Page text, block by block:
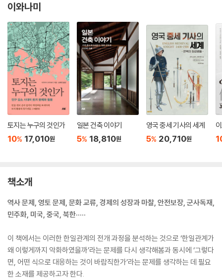
이와나미
토지는 누구의 것인가
10% 17,010원
일본 건축 이야기
5% 18,810원
영국 중세 기사의 세계
5% 20,710원
책소개
역사 문제, 영토 문제, 문화 교류, 경제의 성장과 마찰, 안전보장, 군사독재,
민주화, 미국, 중국, 북한·····
이 책에서는 이러한 한일관계의 전개 과정을 분석하는 것으로 ‘한일관계가
왜 이렇게까지 악화하였을까’라는 문제를 다시 생각해봄과 동시에 ‘그렇다
면, 어떤 식으로 대응하는 것이 바람직한가’라는 문제를 생각하는 데 필요
한 소재를 제공하고자 한다.